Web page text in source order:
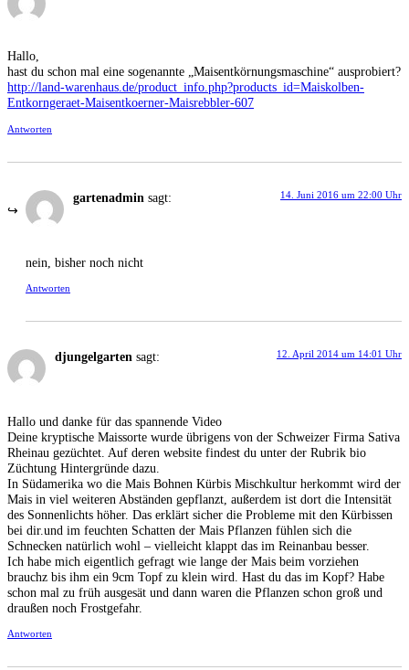
Hallo,
hast du schon mal eine sogenannte „Maisentkörnungsmaschine“ ausprobiert?
http://land-warenhaus.de/product_info.php?products_id=Maiskolben-
Entkorngeraet-Maisentkoerner-Maisrebbler-607
Antworten
gartenadmin sagt: 14. Juni 2016 um 22:00 Uhr
nein, bisher noch nicht
Antworten
djungelgarten sagt: 12. April 2014 um 14:01 Uhr
Hallo und danke für das spannende Video
Deine kryptische Maissorte wurde übrigens von der Schweizer Firma Sativa
Rheinau gezüchtet. Auf deren website findest du unter der Rubrik bio
Züchtung Hintergründe dazu.
In Südamerika wo die Mais Bohnen Kürbis Mischkultur herkommt wird der
Mais in viel weiteren Abständen gepflanzt, außerdem ist dort die Intensität
des Sonnenlichts höher. Das erklärt sicher die Probleme mit den Kürbissen
bei dir.und im feuchten Schatten der Mais Pflanzen fühlen sich die
Schnecken natürlich wohl – vielleicht klappt das im Reinanbau besser.
Ich habe mich eigentlich gefragt wie lange der Mais beim vorziehen
brauchz bis ihm ein 9cm Topf zu klein wird. Hast du das im Kopf? Habe
schon mal zu früh ausgesät und dann waren die Pflanzen schon groß und
draußen noch Frostgefahr.
Antworten